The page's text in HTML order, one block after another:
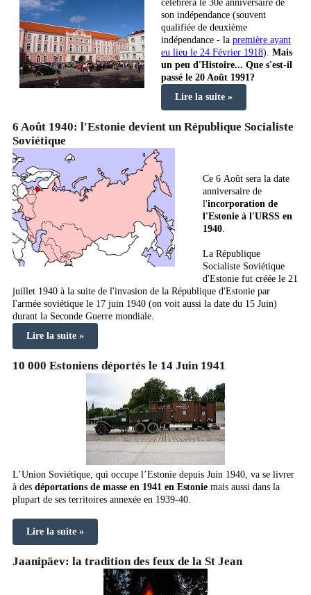
célèbrera le 30e anniversaire de
son indépendance (souvent
qualifiée de deuxième
indépendance - la première ayant
eu lieu le 24 Février 1918). Mais
un peu d'Histoire... Que s'est-il
passé le 20 Août 1991?
Lire la suite »
6 Août 1940: l'Estonie devient un République Socialiste
Soviétique
Ce 6 Août sera la date
anniversaire de
l'incorporation de
l'Estonie à l'URSS en
1940.
La République
Socialiste Soviétique
d'Estonie fut créée le 21
juillet 1940 à la suite de l'invasion de la République d'Estonie par
l'armée soviétique le 17 juin 1940 (on voit aussi la date du 15 Juin)
durant la Seconde Guerre mondiale.
Lire la suite »
10 000 Estoniens déportés le 14 Juin 1941
L’Union Soviétique, qui occupe l’Estonie depuis Juin 1940, va se livrer
à des déportations de masse en 1941 en Estonie mais aussi dans la
plupart de ses territoires annexée en 1939-40.
Lire la suite »
Jaanipäev: la tradition des feux de la St Jean